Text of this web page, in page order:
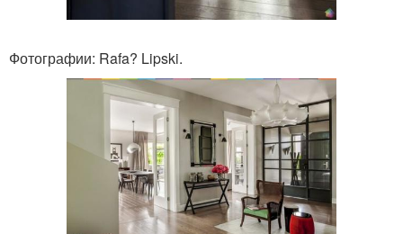
Фотографии: Rafa? Lipski.